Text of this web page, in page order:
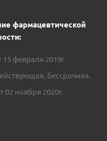
фармацевтической
15 февраля 2019г
бессрочная.
02 ноября 2020г.